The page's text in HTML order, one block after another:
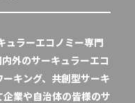
ラーエコノミー専門
外のサーキュラーエコ
キング、共創型サーキ
業や自治体の皆様のサ